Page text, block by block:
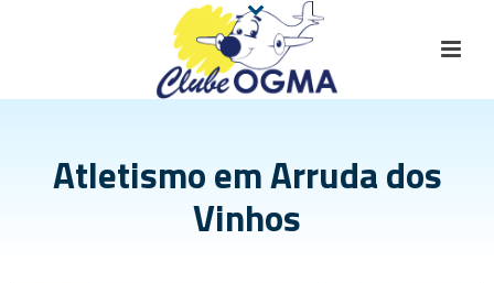
Atletismo em Arruda dos
Vinhos